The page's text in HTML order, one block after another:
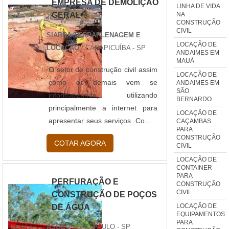
melhor performance, segurança
e economia para os clientes,
inovando processos e utilizando
o que há de melhor em
equipamentos da atualidade.
Qualificações presentes em um
bom serviço Excelênc....
EMPRESA DE DEMOLIÇÃO
GERAL
SIARRA TERRAPLENAGEM E
LOCAÇÃO/ CARAPICUÍBA - SP
O setor de construção civil assim
como os demais vem se
informatizando, utilizando
principalmente a internet para
apresentar seus serviços. Com o
setor de demolição não poderia
ser diferente pois mesmo que
não possamos ter um “preço
site ou nas redes sociais por
exemplo qual tipo de serviço que
a demolidora realiza, seu
histórico de obras etc. Porém a
COTAR AGORA
PERFURAÇÃO E
CONSTRUÇÃO DE POÇOS
DE ÁGUA
ASGEO/ SÃO PAULO - SP
LINHA DE VIDA
NA
CONSTRUÇÃO
CIVIL
LOCAÇÃO DE
ANDAIMES EM
MAUÁ
LOCAÇÃO DE
ANDAIMES EM
SÃO
BERNARDO
LOCAÇÃO DE
CAÇAMBAS
PARA
CONSTRUÇÃO
CIVIL
LOCAÇÃO DE
CONTAINER
PARA
CONSTRUÇÃO
CIVIL
LOCAÇÃO DE
EQUIPAMENTOS
PARA